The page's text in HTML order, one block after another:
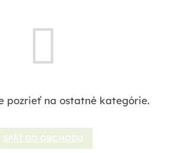
pozrieť na ostatné kategórie.
SPÄŤ DO OBCHODU